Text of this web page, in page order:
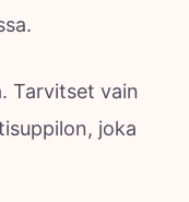
Tarvitset vain
joka